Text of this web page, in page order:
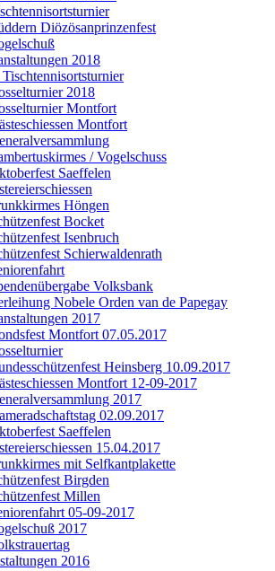
Diözösanprinzenfest
2018
2018
Montfort
Montfort
/ Vogelschuss
Saeffelen
Höngen
Bocket
Isenbruch
Schierwaldenrath
Volksbank
Nobele Orden van de Papegay
2017
Montfort 07.05.2017
Heinsberg 10.09.2017
Montfort 12-09-2017
2017
02.09.2017
Saeffelen
15.04.2017
mit Selfkantplakette
Birgden
Millen
05-09-2017
2017
2016